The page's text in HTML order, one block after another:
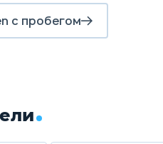
с пробегом